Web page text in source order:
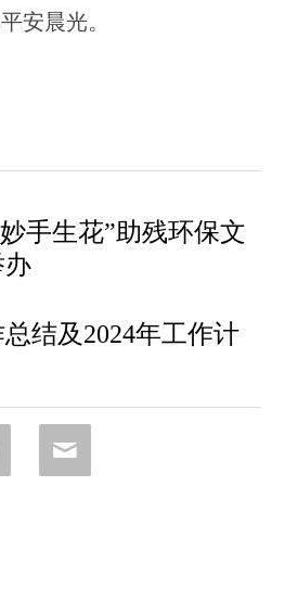
安晨光。
手生花”助残环保文
办
结及2024年工作计